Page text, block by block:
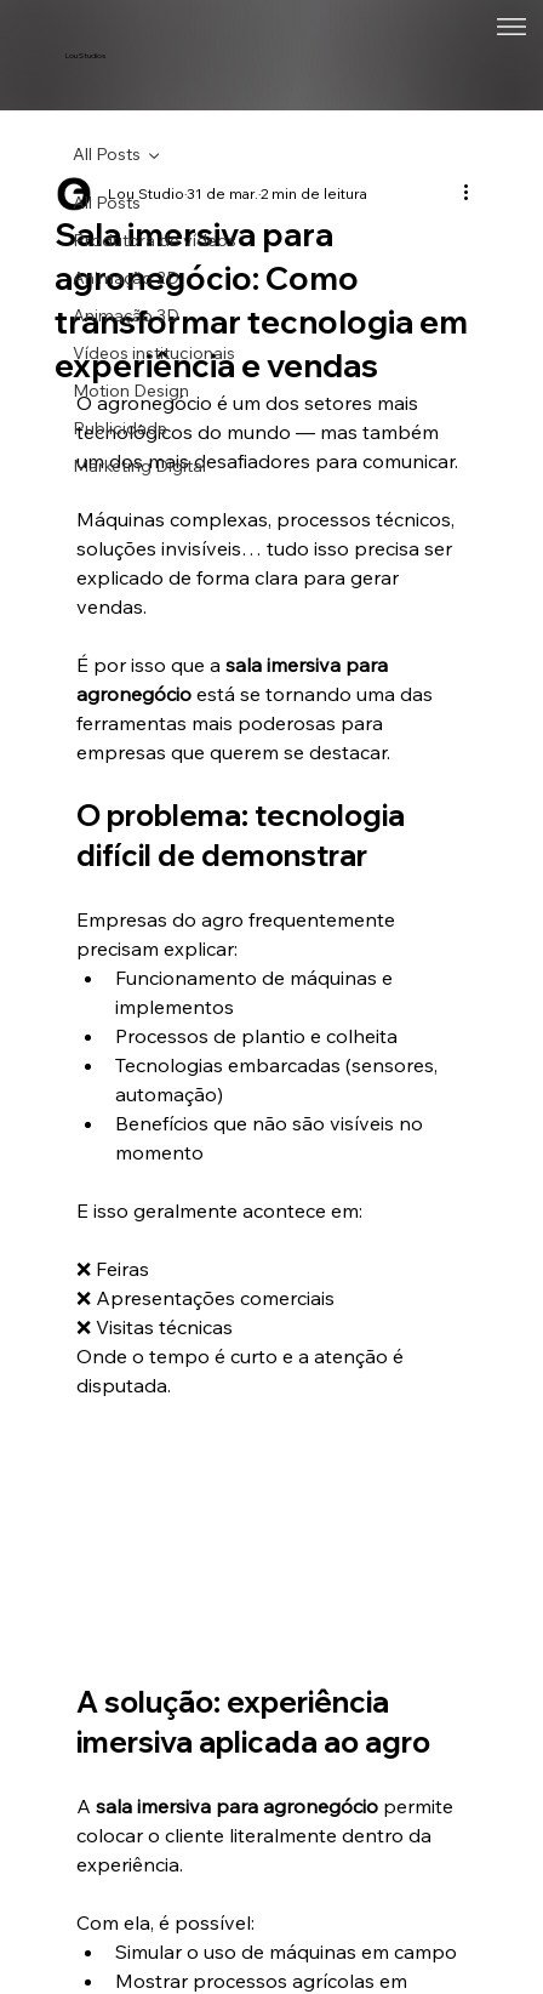
Lou Studios
All Posts
Produtora de vídeos
Animação 2D
Animação 3D
Vídeos institucionais
Motion Design
Publicidade
Marketing Digital
All Posts
Sala imersiva para
agronegócio: Como
transformar tecnologia em
experiência e vendas
Lou Studio31 de mar.2 min de leitura
O agronegócio é um dos setores mais
tecnológicos do mundo — mas também
um dos mais desafiadores para comunicar.
Máquinas complexas, processos técnicos,
soluções invisíveis… tudo isso precisa ser
explicado de forma clara para gerar
vendas.
É por isso que a sala imersiva para
agronegócio está se tornando uma das
ferramentas mais poderosas para
empresas que querem se destacar.
O problema: tecnologia
difícil de demonstrar
Empresas do agro frequentemente
precisam explicar:
Funcionamento de máquinas e
implementos
Processos de plantio e colheita
Tecnologias embarcadas (sensores,
automação)
Benefícios que não são visíveis no
momento
E isso geralmente acontece em:
❌ Feiras
❌ Apresentações comerciais
❌ Visitas técnicas
Onde o tempo é curto e a atenção é
disputada.
A solução: experiência
imersiva aplicada ao agro
A sala imersiva para agronegócio permite
colocar o cliente literalmente dentro da
experiência.
Com ela, é possível:
Simular o uso de máquinas em campo
Mostrar processos agrícolas em